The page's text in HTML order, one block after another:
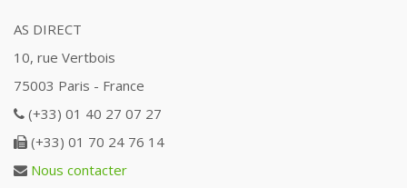
AS DIRECT
10, rue Vertbois
75003 Paris - France
(+33) 01 40 27 07 27
(+33) 01 70 24 76 14
Nous contacter